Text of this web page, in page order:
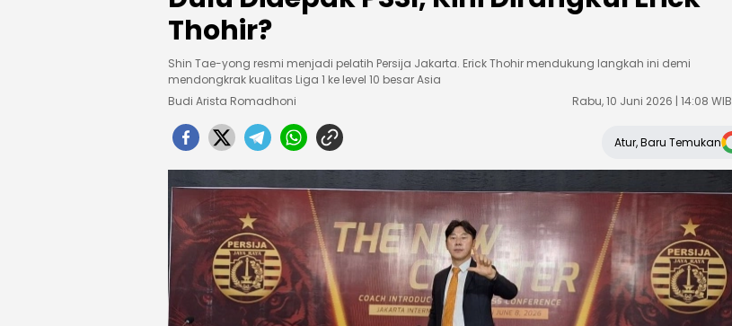
Thohir?
Shin Tae-yong resmi menjadi pelatih Persija Jakarta. Erick Thohir mendukung langkah ini demi
mendongkrak kualitas Liga 1 ke level 10 besar Asia
Budi Arista Romadhoni
Rabu, 10 Juni 2026 | 14:08 WIB
Atur, Baru Temukan